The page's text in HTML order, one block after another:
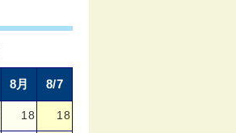
8月 8/7
18 18